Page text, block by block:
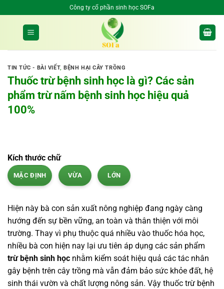
qua
Công ty cổ phần sinh học SOFa
TIN TỨC - BÀI VIẾT,BỆNH HẠI CÂY TRỒNG
Thuốc trừ bệnh sinh học là gì? Các sản
phẩm trừ nấm bệnh sinh học hiệu quả
100%
Kích thước chữ
MẶC ĐỊNH VỪA LỚN
Hiện này bà con sản xuất nông nghiệp đang ngày càng
hướng đến sự bền vững, an toàn và thân thiện với môi
trường. Thay vì phụ thuộc quá nhiều vào thuốc hóa học,
nhiều bà con hiện nay lại ưu tiên áp dụng các sản phẩm
trừ bệnh sinh học nhằm kiểm soát hiệu quả các tác nhân
gây bệnh trên cây trồng mà vẫn đảm bảo sức khỏe đất, hệ
sinh thái vườn và chất lượng nông sản. Vậy thuốc trừ bệnh